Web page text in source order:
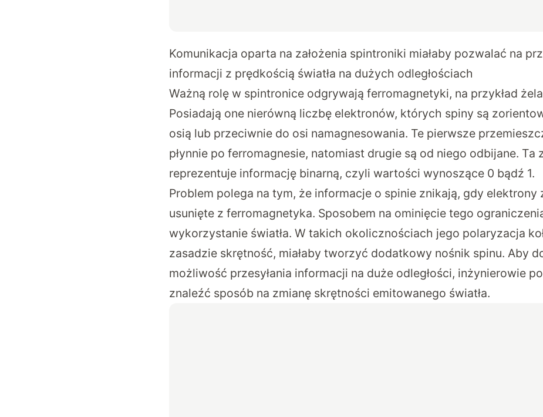
Komunikacja oparta na założenia spintroniki miałaby pozwalać na
informacji z prędkością światła na dużych odległościach
Ważną rolę w spintronice odgrywają ferromagnetyki, na przykład
Posiadają one nierówną liczbę elektronów, których spiny są
osią lub przeciwnie do osi namagnesowania. Te pierwsze
płynnie po ferromagnesie, natomiast drugie są od niego odbijane. Ta
reprezentuje informację binarną, czyli wartości wynoszące 0 bądź 1.
Problem polega na tym, że informacje o spinie znikają, gdy elektrony
usunięte z ferromagnetyka. Sposobem na ominięcie tego
wykorzystanie światła. W takich okolicznościach jego polaryzacja
zasadzie skrętność, miałaby tworzyć dodatkowy nośnik spinu. Aby
możliwość przesyłania informacji na duże odległości, inżynierowie
znaleźć sposób na zmianę skrętności emitowanego światła.